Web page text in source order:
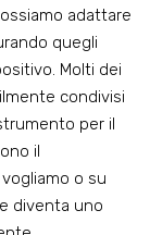
adattare
quegli
Molti dei
condivisi
per il
il
o su
diventa uno